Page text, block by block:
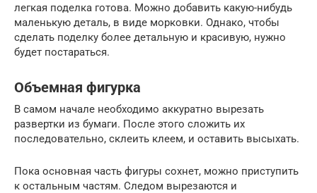
легкая поделка готова. Можно добавить какую-нибудь
маленькую деталь, в виде морковки. Однако, чтобы
сделать поделку более детальную и красивую, нужно
будет постараться.
Объемная фигурка
В самом начале необходимо аккуратно вырезать
развертки из бумаги. После этого сложить их
последовательно, склеить клеем, и оставить высыхать.
Пока основная часть фигуры сохнет, можно приступить
к остальным частям. Следом вырезаются и